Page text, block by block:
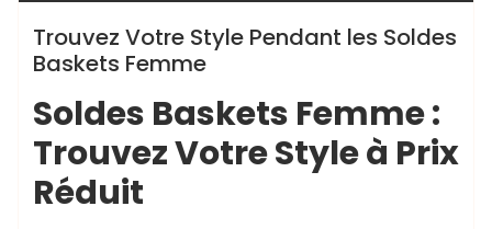
Trouvez Votre Style Pendant les Soldes
Baskets Femme
Soldes Baskets Femme :
Trouvez Votre Style à Prix
Réduit